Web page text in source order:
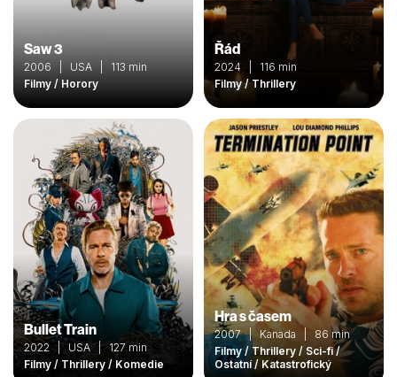
Saw 3
2006 | USA | 113 min
Filmy / Horory
Řád
2024 | 116 min
Filmy / Thrillery
Bullet Train
2022 | USA | 127 min
Filmy / Thrillery / Komedie
Hra s časem
2007 | Kanada | 86 min
Filmy / Thrillery / Sci-fi /
Ostatní / Katastrofický